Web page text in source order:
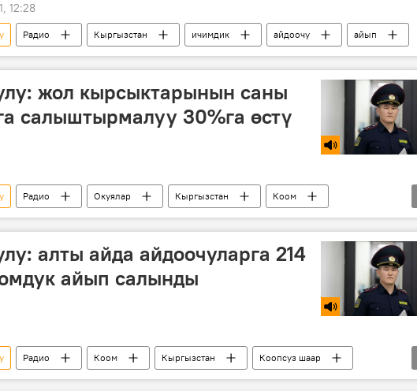
12:28
Радио Кыргызстан ичимдик айдоочу айып
жол кырсыктарынын саны
салыштырмалуу 30%га өстү
Радио Окуялар Кыргызстан
Коом
Кайгуул милициясы
алты айда айдоочуларга 214
айып салынды
Радио Коом Кыргызстан
Коопсуз шаар